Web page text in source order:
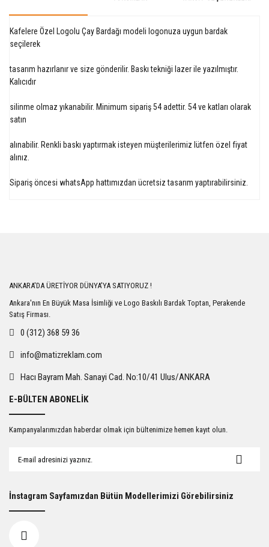
Kafelere Özel Logolu Çay Bardağı modeli logonuza uygun bardak
seçilerek
tasarım hazırlanır ve size gönderilir. Baskı tekniği lazer ile yazılmıştır.
Kalıcıdır
silinme olmaz yıkanabilir. Minimum sipariş 54 adettir. 54 ve katları olarak
satın
alınabilir. Renkli baskı yaptırmak isteyen müşterilerimiz lütfen özel fiyat
alınız.
Sipariş öncesi whatsApp hattımızdan ücretsiz tasarım yaptırabilirsiniz.
ANKARA'DA ÜRETİYOR DÜNYA'YA SATIYORUZ !
Ankara'nın En Büyük Masa İsimliği ve Logo Baskılı Bardak Toptan, Perakende
Satış Firması.
0 (312) 368 59 36
info@matizreklam.com
Hacı Bayram Mah. Sanayi Cad. No:10/41 Ulus/ANKARA
E-BÜLTEN ABONELİK
Kampanyalarımızdan haberdar olmak için bültenimize hemen kayıt olun.
İnstagram Sayfamızdan Bütün Modellerimizi Görebilirsiniz